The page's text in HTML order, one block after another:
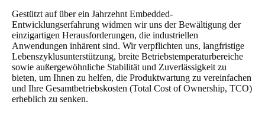
Gestützt auf über ein Jahrzehnt Embedded-
Entwicklungserfahrung widmen wir uns der Bewältigung der
einzigartigen Herausforderungen, die industriellen
Anwendungen inhärent sind. Wir verpflichten uns, langfristige
Lebenszyklusunterstützung, breite Betriebstemperaturbereiche
sowie außergewöhnliche Stabilität und Zuverlässigkeit zu
bieten, um Ihnen zu helfen, die Produktwartung zu vereinfachen
und Ihre Gesamtbetriebskosten (Total Cost of Ownership, TCO)
erheblich zu senken.